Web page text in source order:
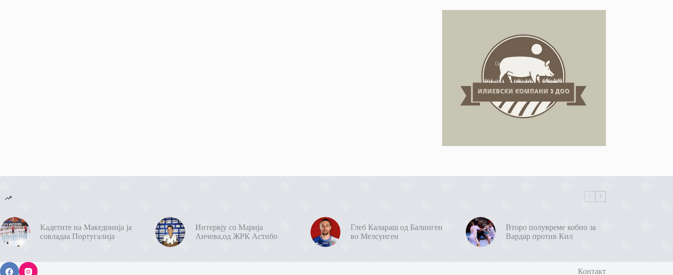
Кадетите на Македонија ја
совладаа Португалија
Интервју со Марија
Анчева,од ЖРК Астибо
Глеб Калараш од Балинген
во Мелсунген
Второ полувреме кобно за
Вардар против Кил
Контакт